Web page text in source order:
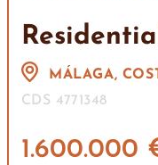
MÁLAGA,
CDS 4771348
1.600.000